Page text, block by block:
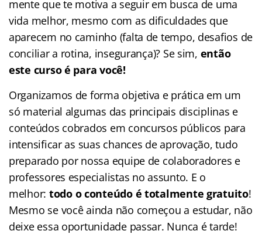
mente que te motiva a seguir em busca de uma
vida melhor, mesmo com as dificuldades que
aparecem no caminho (falta de tempo, desafios de
conciliar a rotina, insegurança)? Se sim, então
este curso é para você!
Organizamos de forma objetiva e prática em um
só material algumas das principais disciplinas e
conteúdos cobrados em concursos públicos para
intensificar as suas chances de aprovação, tudo
preparado por nossa equipe de colaboradores e
professores especialistas no assunto. E o
melhor: todo o conteúdo é totalmente gratuito!
Mesmo se você ainda não começou a estudar, não
deixe essa oportunidade passar. Nunca é tarde!